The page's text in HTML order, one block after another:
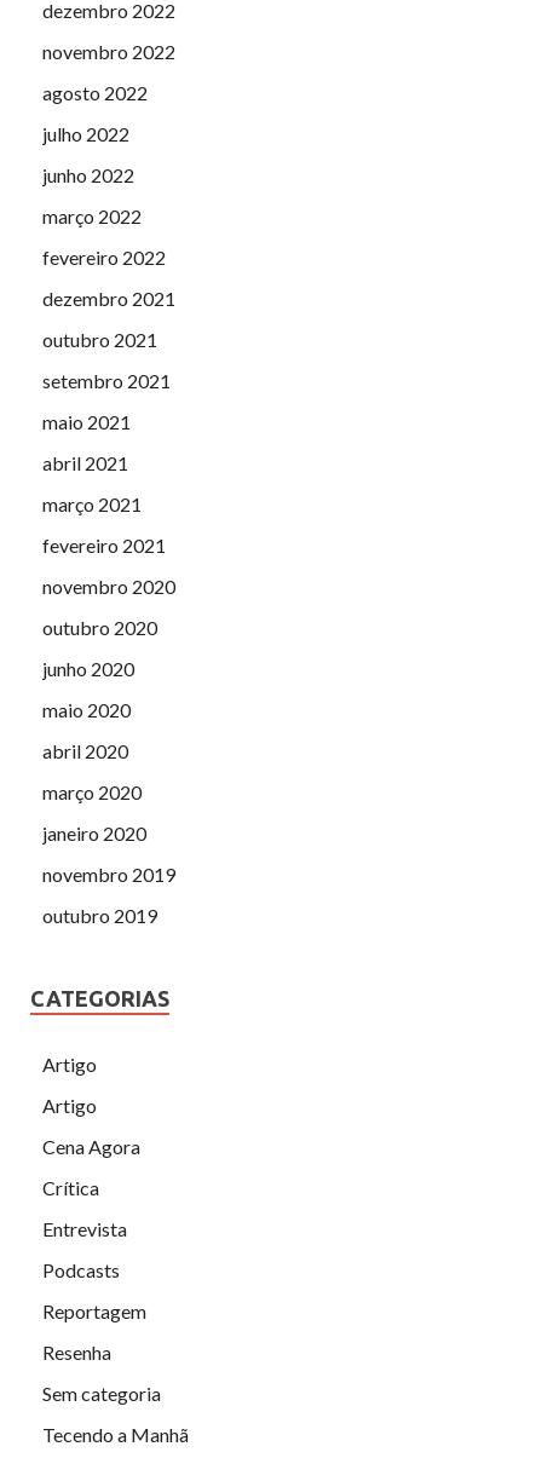
dezembro 2022
novembro 2022
agosto 2022
julho 2022
junho 2022
março 2022
fevereiro 2022
dezembro 2021
outubro 2021
setembro 2021
maio 2021
abril 2021
março 2021
fevereiro 2021
novembro 2020
outubro 2020
junho 2020
maio 2020
abril 2020
março 2020
janeiro 2020
novembro 2019
outubro 2019
CATEGORIAS
Artigo
Artigo
Cena Agora
Crítica
Entrevista
Podcasts
Reportagem
Resenha
Sem categoria
Tecendo a Manhã